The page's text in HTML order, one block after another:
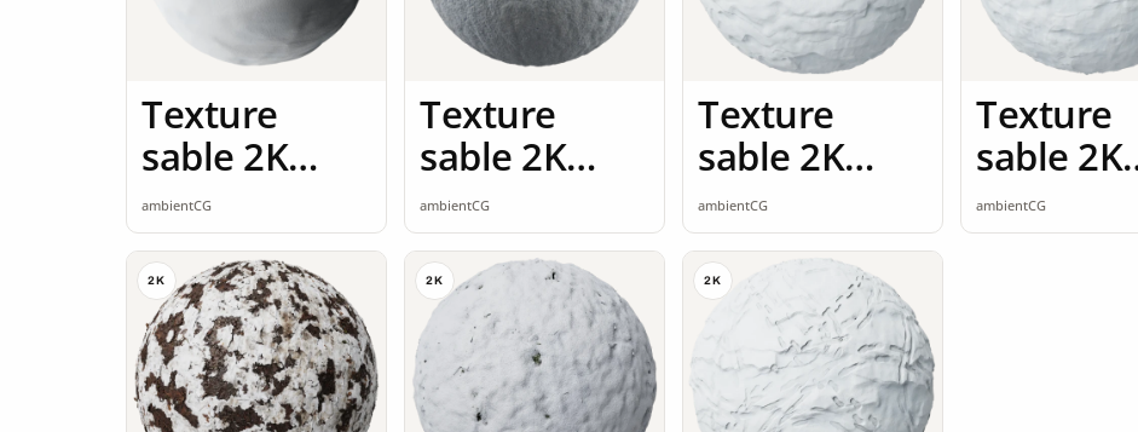
Texture
sable 2K
seamless
ambientCG
Texture
sable 2K
seamless
ambientCG
Texture
sable 2K
seamless
ambientCG
Texture
sable 2K
seamless
ambientCG
2K 2K 2K